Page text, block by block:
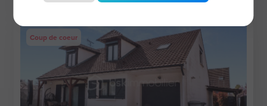
Coup de coeur